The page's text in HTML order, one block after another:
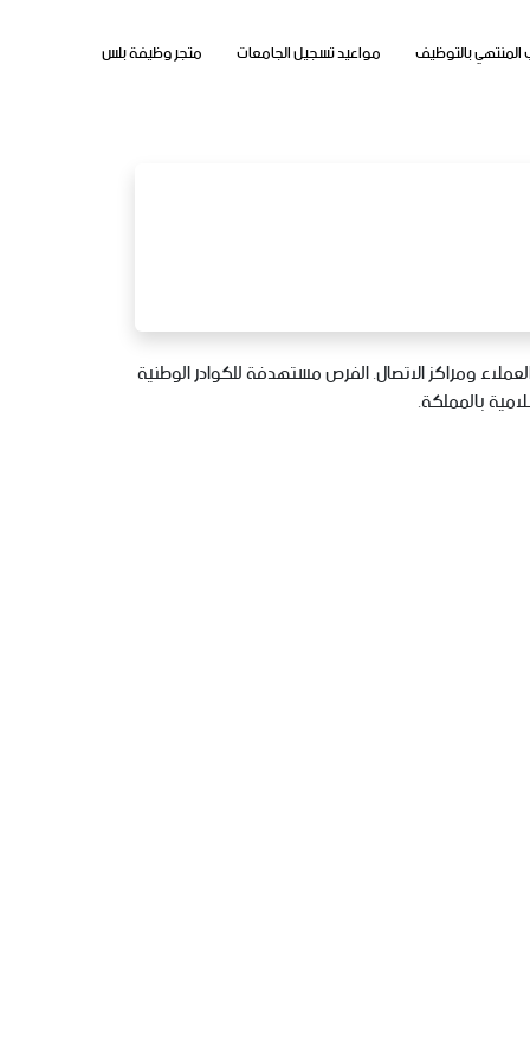
بالتوظيف مواعيد تسجيل الجامعات متجر وظيفة بلس
ومراكز الاتصال. الفرص مستهدفة للكوادر الوطنية
بالمملكة.